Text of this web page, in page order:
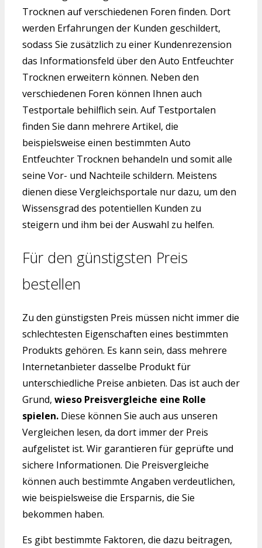
Trocknen auf verschiedenen Foren finden. Dort
werden Erfahrungen der Kunden geschildert,
sodass Sie zusätzlich zu einer Kundenrezension
das Informationsfeld über den Auto Entfeuchter
Trocknen erweitern können. Neben den
verschiedenen Foren können Ihnen auch
Testportale behilflich sein. Auf Testportalen
finden Sie dann mehrere Artikel, die
beispielsweise einen bestimmten Auto
Entfeuchter Trocknen behandeln und somit alle
seine Vor- und Nachteile schildern. Meistens
dienen diese Vergleichsportale nur dazu, um den
Wissensgrad des potentiellen Kunden zu
steigern und ihm bei der Auswahl zu helfen.
Für den günstigsten Preis
bestellen
Zu den günstigsten Preis müssen nicht immer die
schlechtesten Eigenschaften eines bestimmten
Produkts gehören. Es kann sein, dass mehrere
Internetanbieter dasselbe Produkt für
unterschiedliche Preise anbieten. Das ist auch der
Grund, wieso Preisvergleiche eine Rolle
spielen. Diese können Sie auch aus unseren
Vergleichen lesen, da dort immer der Preis
aufgelistet ist. Wir garantieren für geprüfte und
sichere Informationen. Die Preisvergleiche
können auch bestimmte Angaben verdeutlichen,
wie beispielsweise die Ersparnis, die Sie
bekommen haben.
Es gibt bestimmte Faktoren, die dazu beitragen,